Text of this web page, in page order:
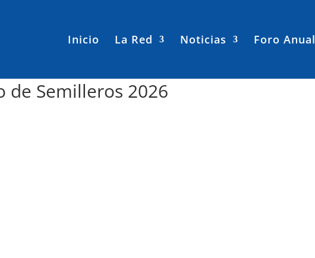
Inicio La Red Noticias Foro Anual
de Semilleros 2026